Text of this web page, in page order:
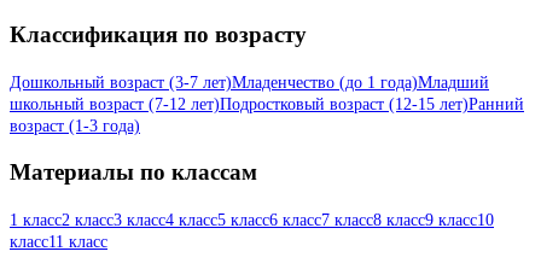
Классификация по возрасту
Дошкольный возраст (3-7 лет)Младенчество (до 1 года)Младший
школьный возраст (7-12 лет)Подростковый возраст (12-15 лет)Ранний
возраст (1-3 года)
Материалы по классам
1 класс2 класс3 класс4 класс5 класс6 класс7 класс8 класс9 класс10
класс11 класс